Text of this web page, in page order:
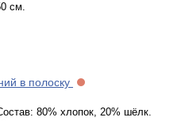
см.
в полоску
80% хлопок, 20% шёлк.